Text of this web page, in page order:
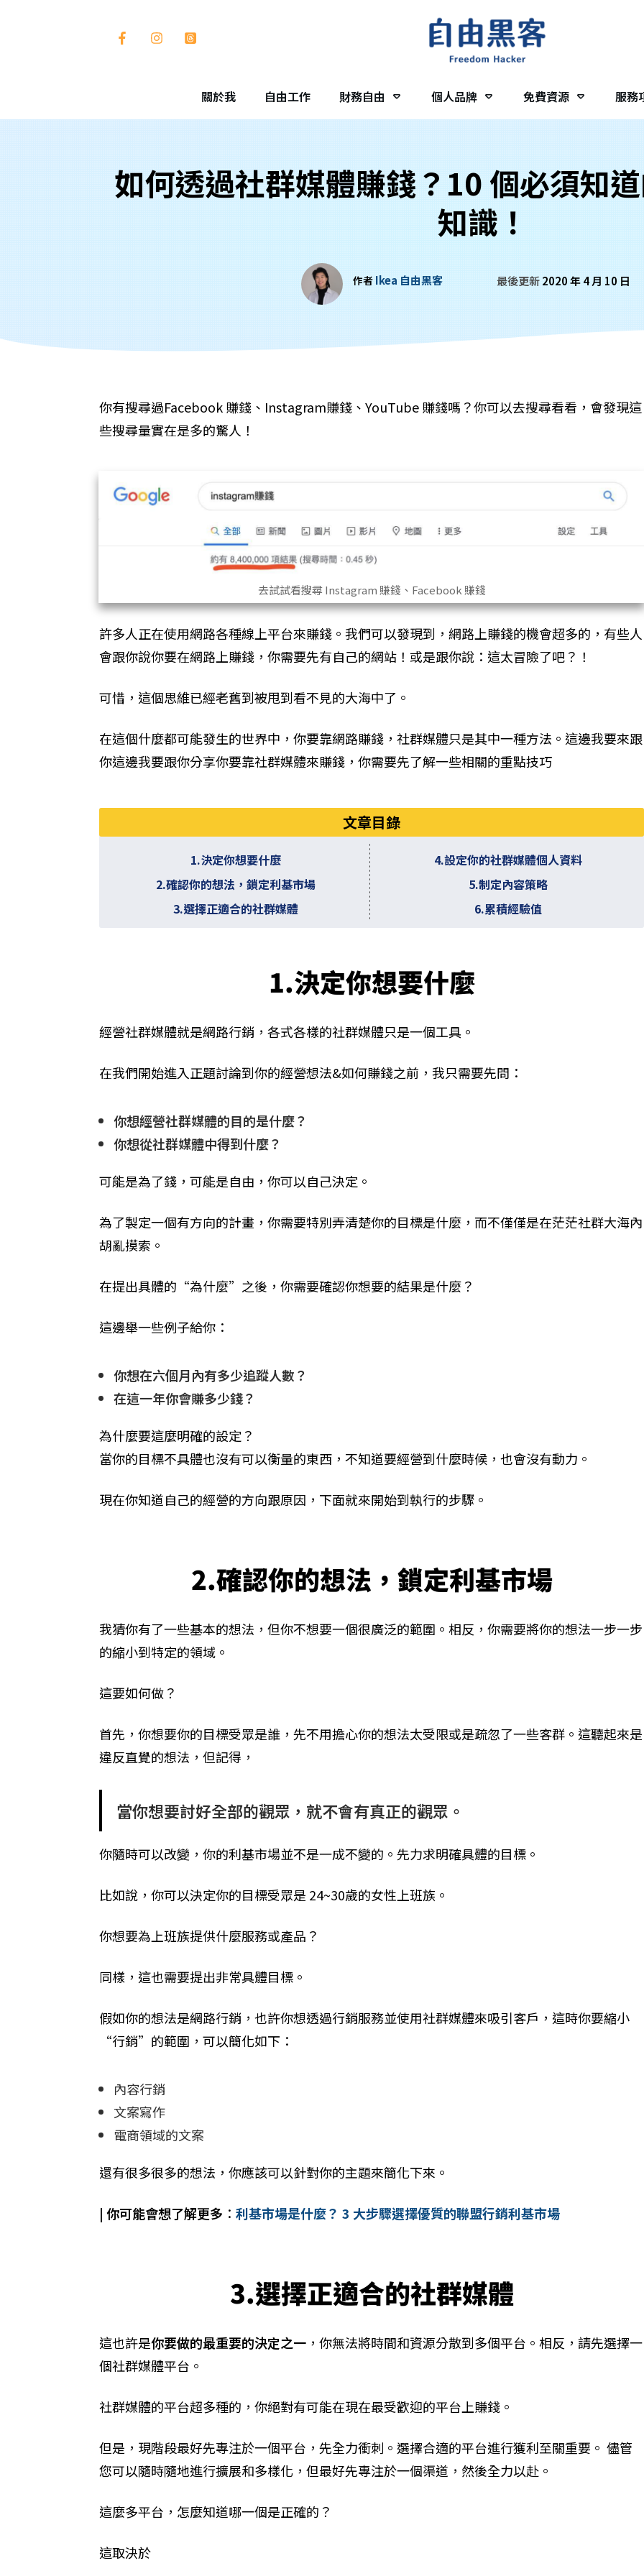
關於我 自由工作 財務自由 個人品牌 免費資源 服務
如何透過社群媒體賺錢？10 個必須知
知識！
作者 Ikea 自由黑客 最後更新2020 年 4 月 10 日
你有搜尋過Facebook 賺錢、Instagram賺錢、YouTube 賺錢嗎？你可以去搜尋看看，會發現這
些搜尋量實在是多的驚人！
​去試試看搜尋 Instagram 賺錢、Facebook 賺錢
​許多人正在使用網路各種線上平台來賺錢。我們可以發現到，網路上賺錢的機會超多的，有些人
會跟你說你要在網路上賺錢，你需要先有自己的網站！或是跟你說：這太冒險了吧？！
可惜，這個思維已經老舊到被甩到看不見的大海中了。
在這個什麼都可能發生的世界中，你要靠網路賺錢，社群媒體只是其中一種方法。這邊我要來跟
你這邊我要跟你分享你要靠社群媒體來賺錢，你需要先了解一些相關的重點技巧
​文章目錄
1.決定你想要什麼
2.確認你的想法，鎖定利基市場
3.選擇正適合的社群媒體
4.設定你的社群媒體個人資料
5.制定內容策略
6.​累積經驗值
1.決定你想要什麼
經營社群媒體就是網路行銷，各式各樣的社群媒體只是一個工具。
在我們開始進入正題討論到你的經營想法&如何賺錢之前，我只需要先問：
你想經營社群媒體的目的是什麼？
你想從社群媒體中得到什麼？
可能是為了錢，可能是自由，你可以自己決定。
為了製定一個有方向的計畫，你需要特別弄清楚你的目標是什麼，而不僅僅是在茫茫社群大海內
胡亂摸索。
在提出具體的“為什麼”之後，你需要確認你想要的結果是什麼？
這邊舉一些例子給你：
你想在六個月內有多少追蹤人數？
在這一年你會賺多少錢？
為什麼要這麼明確的設定？
​當你的目標不具體也沒有可以衡量的東西，不知道要經營到什麼時候，也會沒有動力。
現在你知道自己的經營的方向跟原因，下面就來開始到執行的步驟。
2.確認你的想法，鎖定利基市場
我猜你有了一些基本的想法，但你不想要一個很廣泛的範圍。相反，你需要將你的想法一步一步
的縮小到特定的領域。
這要如何做？
首先，你想要你的目標受眾是誰，先不用擔心你的想法太受限或是疏忽了一些客群。這聽起來是
違反直覺的想法，但記得，
當你想要討好全部的觀眾，就不會有真正的觀眾。
你隨時可以改變，你的利基市場並不是一成不變的。先力求明確具體的目標。
比如說，你可以決定你的目標受眾是 24~30歲的女性上班族。
你想要為上班族提供什麼服務或產品？
同樣，這也需要提出非常具體目標。
假如你的想法是網路行銷，也許你想透過行銷服務並使用社群媒體來吸引客戶，這時你要縮小
“行銷”的範圍，可以簡化如下：
內容行銷
文案寫作
電商領域的文案
還有很多很多的想法，你應該可以針對你的主題來簡化下來。
​| 你可能會想了解更多 ： 利基市場是什麼？ 3 大步驟選擇優質的聯盟行銷利基市場
3.選擇正適合的社群媒體
這也許是你要做的最重要的決定之一 ，你無法將時間和資源分散到多個平台。相反，請先選擇一
個社群媒體平台。
社群媒體的平台超多種的，你絕對有可能在現在最受歡迎的平台上賺錢。
但是，現階段最好先專注於一個平台，先全力衝刺。選擇合適的平台進行獲利至關重要。 儘管
您可以隨時隨地進行擴展和多樣化，但最好先專注於一個渠道，然後全力以赴。
這麼多平台，怎麼知道哪一個是正確的？
這取決於